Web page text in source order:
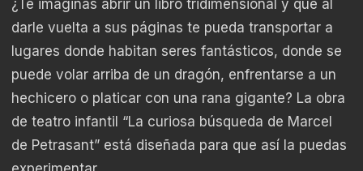
¿Te imaginas abrir un libro tridimensional y que al
darle vuelta a sus páginas te pueda transportar a
lugares donde habitan seres fantásticos, donde se
puede volar arriba de un dragón, enfrentarse a un
hechicero o platicar con una rana gigante? La obra
de teatro infantil “La curiosa búsqueda de Marcel
de Petrasant” está diseñada para que así la puedas